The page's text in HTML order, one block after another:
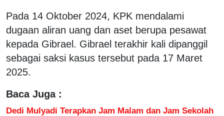
Pada 14 Oktober 2024, KPK mendalami
dugaan aliran uang dan aset berupa pesawat
kepada Gibrael. Gibrael terakhir kali dipanggil
sebagai saksi kasus tersebut pada 17 Maret
2025.
Baca Juga :
Dedi Mulyadi Terapkan Jam Malam dan Jam Sekolah